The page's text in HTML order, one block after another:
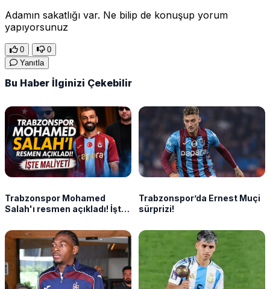
Adamın sakatlığı var. Ne bilip de konuşup yorum
yapıyorsunuz
0
0
Yanıtla
Bu Haber İlginizi Çekebilir
Trabzonspor Mohamed
Salah'ı resmen açıkladı! İşte
Trabzonspor’da Ernest Muçi
sürprizi!